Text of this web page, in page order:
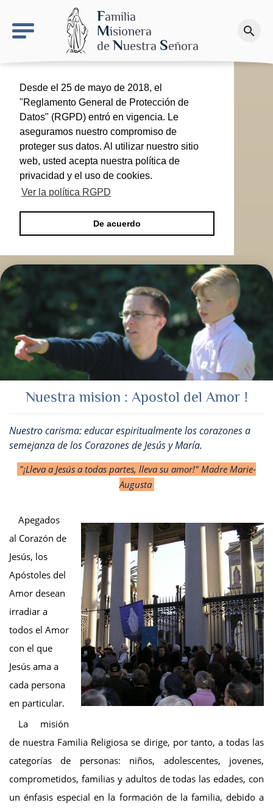
Familia
Misionera
de Nuestra Señora
search
El proyecto de Nuestra Señora de las Nieves
Haz una donación
Desde el 25 de mayo de 2018, el
"Reglamento General de Protección de
Datos" (RGPD) entró en vigencia. Le
aseguramos nuestro compromiso de
proteger sus datos. Al utilizar nuestro sitio
web, usted acepta nuestra política de
privacidad y el uso de cookies.
Ver la política RGPD
De acuerdo
Nuestra mision : Apostol del Amor !
Nuestro carisma: educar espiritualmente los corazones a
semejanza de los Corazones de Jesús y María.
"¡Lleva a Jesús a todas partes, lleva su amor!" Madre Marie-
Augusta
Apegados
al Corazón de
Jesús, los
Apóstoles del
Amor desean
irradiar a
todos el Amor
con el que
Jesús ama a
cada persona
en particular.
La misión
de nuestra Familia Religiosa se dirige, por tanto, a todas las
categorías de personas: niños, adolescentes, jovenes,
comprometidos, familias y adultos de todas las edades, con
un énfasis especial en la formación de la familia, debido a